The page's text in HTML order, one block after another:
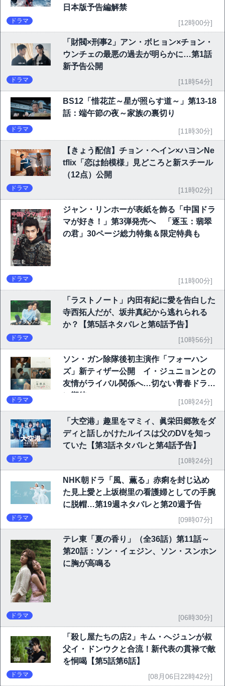
日本版予告編解禁
ドラマ [12時00分]
「財閥×刑事2」アン・ボヒョン×チョン・
ウンチェの最悪の過去が明らかに…第1話
新予告公開
ドラマ [11時54分]
BS12「惜花芷～星が照らす道～」第13-18
話：端午節の夜～家族の裏切り
ドラマ [11時30分]
【きょう配信】チョン・ヘイン×ハヨンNe
tflix「恋は飴模様」見どころと新スチール
（12点）公開
ドラマ [11時02分]
ジャン・リンホーが表紙を飾る「中国ドラ
マが好き！」第3弾発売へ 「逐玉：翡翠
の君」30ページ総力特集＆限定特典も
ドラマ [11時00分]
「ラストノート」内田有紀に愛を告白した
寺西拓人だが、坂井真紀から逃れられる
か？【第5話ネタバレと第6話予告】
ドラマ [10時56分]
ソン・ガン除隊後初主演作「フォーハン
ズ」新ティザー公開 イ・ジュニョンとの
友情がライバル関係へ…切ない青春ドラマ
に期待
ドラマ [10時24分]
「大空港」趣里をマミィ、眞栄田郷敦をダ
ディと話しかけたルイスは父のDVを知っ
ていた【第3話ネタバレと第4話予告】
ドラマ [10時24分]
NHK朝ドラ「風、薫る」赤痢を封じ込め
た見上愛と上坂樹里の看護婦としての手腕
に脱帽…第19週ネタバレと第20週予告
ドラマ [09時07分]
テレ東「夏の香り」（全36話）第11話～
第20話：ソン・イェジン、ソン・スンホン
に胸が高鳴る
ドラマ [06時30分]
「殺し屋たちの店2」キム・へジュンが叔
父イ・ドンウクと合流！新代表の貫禄で敵
を恫喝【第5話第6話】
ドラマ [08月06日22時42分]